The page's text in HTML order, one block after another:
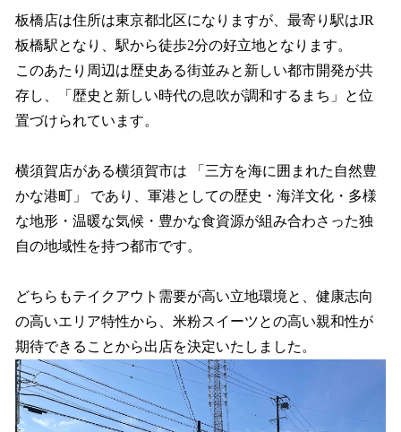
板橋店は住所は東京都北区になりますが、最寄り駅はJR
板橋駅となり、駅から徒歩2分の好立地となります。
このあたり周辺は歴史ある街並みと新しい都市開発が共
存し、「歴史と新しい時代の息吹が調和するまち」と位
置づけられています。
横須賀店がある横須賀市は 「三方を海に囲まれた自然豊
かな港町」 であり、軍港としての歴史・海洋文化・多様
な地形・温暖な気候・豊かな食資源が組み合わさった独
自の地域性を持つ都市です。
どちらもテイクアウト需要が高い立地環境と、健康志向
の高いエリア特性から、米粉スイーツとの高い親和性が
期待できることから出店を決定いたしました。